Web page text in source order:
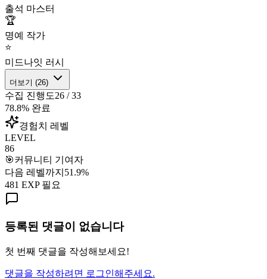
출석 마스터
🏆
명예 작가
⭐
미드나잇 러시
더보기 (26)
수집 진행도26 /33
78.8% 완료
경험치 레벨
LEVEL
86
🎯커뮤니티 기여자
다음 레벨까지 51.9%
481 EXP 필요
등록된 댓글이 없습니다
첫 번째 댓글을 작성해보세요!
댓글을 작성하려면 로그인해주세요.